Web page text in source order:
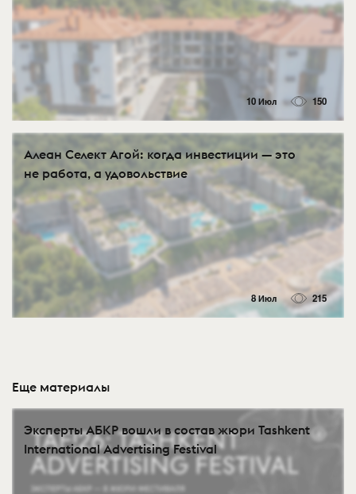
10 Июл 150
Алеан Селект Агой: когда инвестиции — это
не работа, а удовольствие
8 Июл 215
Еще материалы
Эксперты АБКР вошли в состав жюри Tashkent
International Advertising Festival